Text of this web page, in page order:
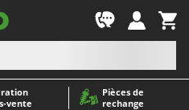
Pièces de
rechange